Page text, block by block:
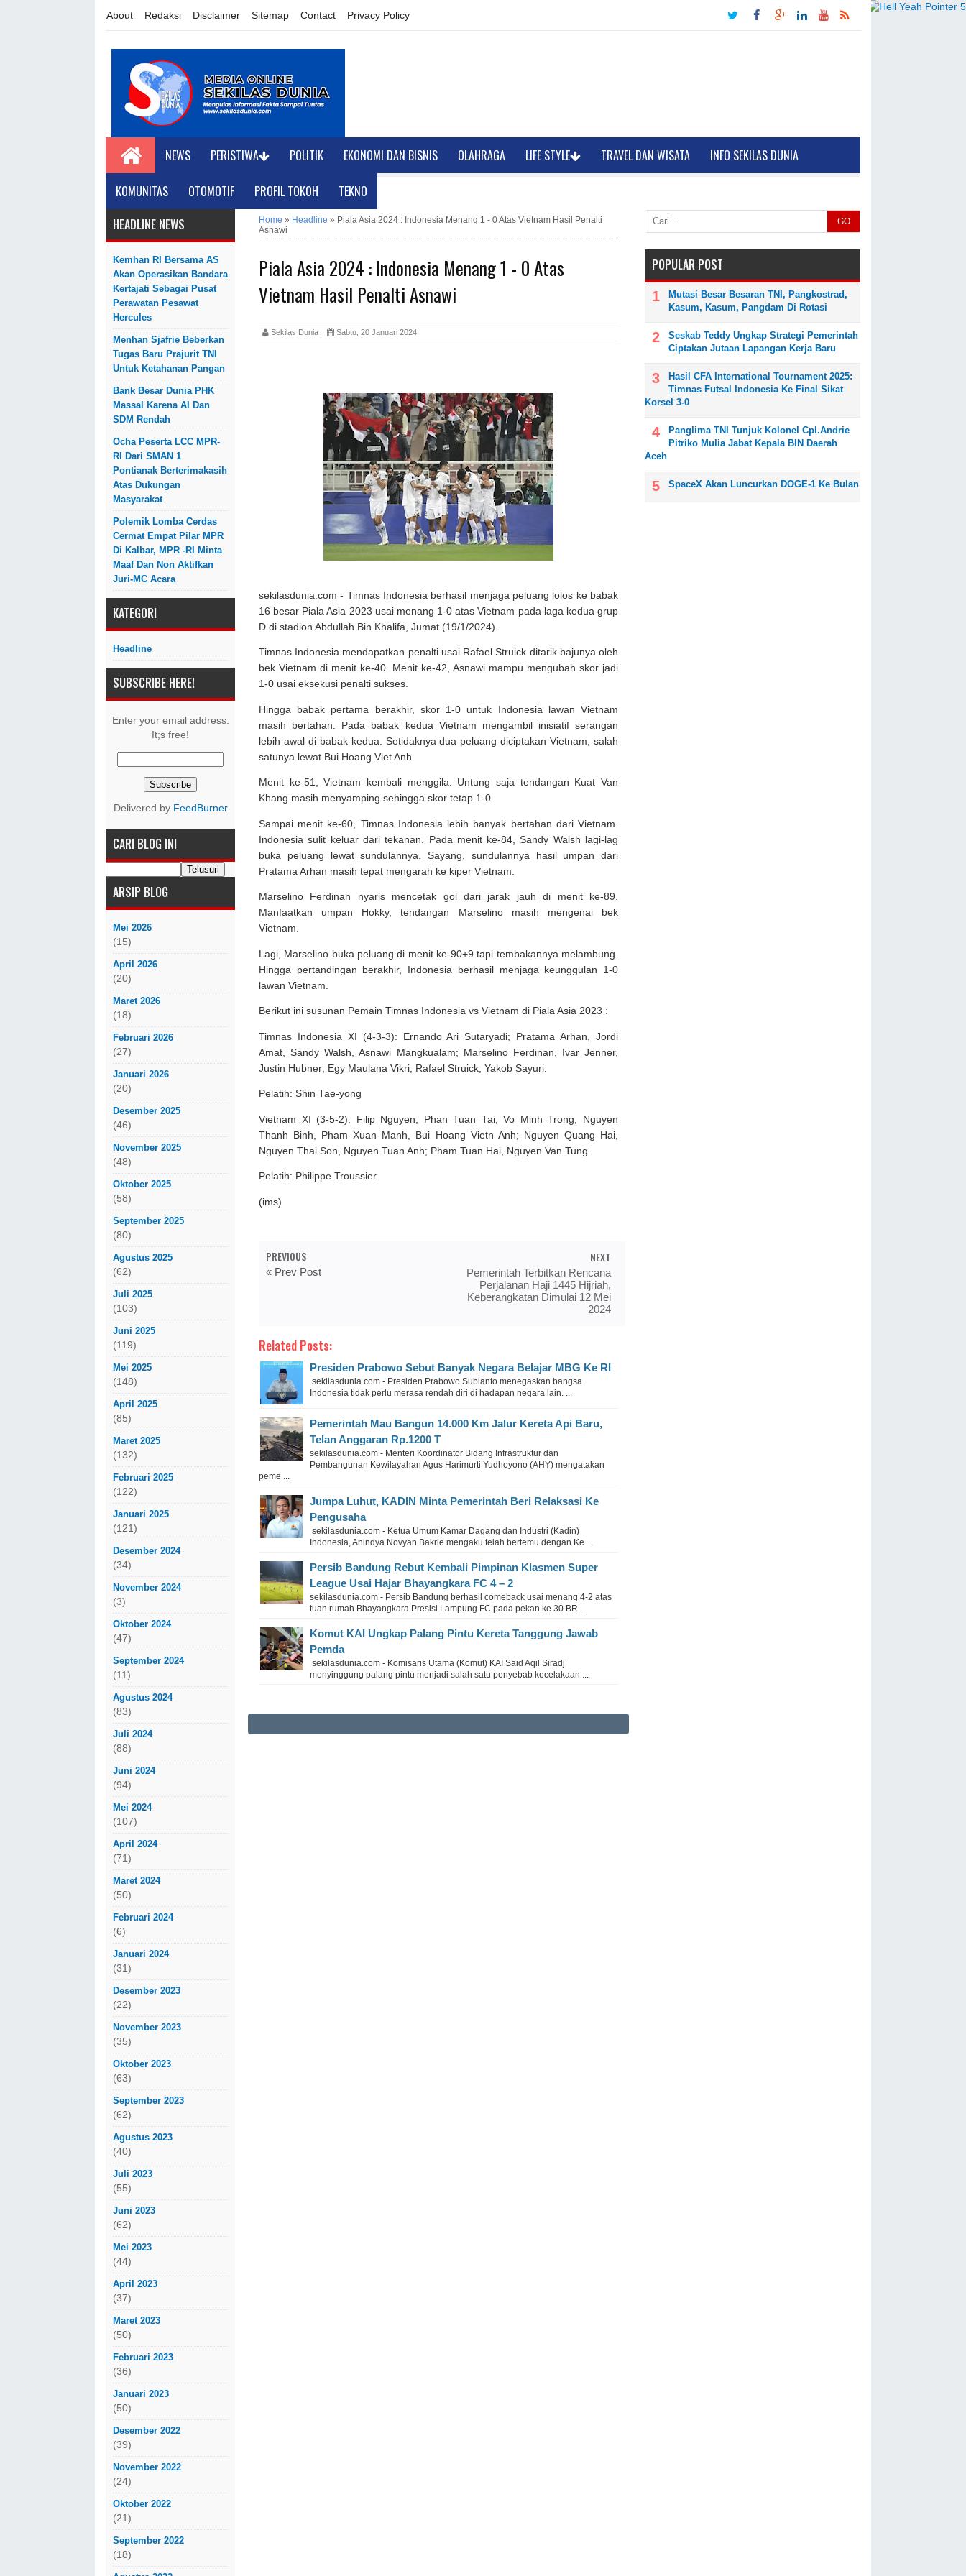
About Redaksi Disclaimer Sitemap Contact Privacy Policy
NEWS PERISTIWA POLITIK EKONOMI DAN BISNIS OLAHRAGA LIFE STYLE TRAVEL DAN WISATA INFO SEKILAS DUNIA
KOMUNITAS OTOMOTIF PROFIL TOKOH
TEKNO
HEADLINE NEWS
Kemhan RI Bersama AS
Akan Operasikan Bandara
Kertajati Sebagai Pusat
Perawatan Pesawat
Hercules
Menhan Sjafrie Beberkan
Tugas Baru Prajurit TNI
Untuk Ketahanan Pangan
Bank Besar Dunia PHK
Massal Karena AI Dan
SDM Rendah
Ocha Peserta LCC MPR-
RI Dari SMAN 1
Pontianak Berterimakasih
Atas Dukungan
Masyarakat
Polemik Lomba Cerdas
Cermat Empat Pilar MPR
Di Kalbar, MPR -RI Minta
Maaf Dan Non Aktifkan
Juri-MC Acara
KATEGORI
Headline
SUBSCRIBE HERE!
Enter your email address.
It;s free!
Delivered by FeedBurner
CARI BLOG INI
ARSIP BLOG
Mei 2026
(15)
April 2026
(20)
Maret 2026
(18)
Februari 2026
(27)
Januari 2026
(20)
Desember 2025
(46)
November 2025
(48)
Oktober 2025
(58)
September 2025
(80)
Agustus 2025
(62)
Juli 2025
(103)
Juni 2025
(119)
Mei 2025
(148)
April 2025
(85)
Maret 2025
(132)
Februari 2025
(122)
Januari 2025
(121)
Desember 2024
(34)
November 2024
(3)
Oktober 2024
(47)
September 2024
(11)
Agustus 2024
(83)
Juli 2024
(88)
Juni 2024
(94)
Mei 2024
(107)
April 2024
(71)
Maret 2024
(50)
Februari 2024
(6)
Januari 2024
(31)
Desember 2023
(22)
November 2023
(35)
Oktober 2023
(63)
September 2023
(62)
Agustus 2023
(40)
Juli 2023
(55)
Juni 2023
(62)
Mei 2023
(44)
April 2023
(37)
Maret 2023
(50)
Februari 2023
(36)
Januari 2023
(50)
Desember 2022
(39)
November 2022
(24)
Oktober 2022
(21)
September 2022
(18)
Home » Headline » Piala Asia 2024 : Indonesia Menang 1 - 0 Atas Vietnam Hasil Penalti
Asnawi
Piala Asia 2024 : Indonesia Menang 1 - 0 Atas
Vietnam Hasil Penalti Asnawi
Sekilas Dunia Sabtu, 20 Januari 2024
sekilasdunia.com - Timnas Indonesia berhasil menjaga peluang lolos ke babak
16 besar Piala Asia 2023 usai menang 1-0 atas Vietnam pada laga kedua grup
D di stadion Abdullah Bin Khalifa, Jumat (19/1/2024).
Timnas Indonesia mendapatkan penalti usai Rafael Struick ditarik bajunya oleh
bek Vietnam di menit ke-40. Menit ke-42, Asnawi mampu mengubah skor jadi
1-0 usai eksekusi penalti sukses.
Hingga babak pertama berakhir, skor 1-0 untuk Indonesia lawan Vietnam
masih bertahan. Pada babak kedua Vietnam mengambil inisiatif serangan
lebih awal di babak kedua. Setidaknya dua peluang diciptakan Vietnam, salah
satunya lewat Bui Hoang Viet Anh.
Menit ke-51, Vietnam kembali menggila. Untung saja tendangan Kuat Van
Khang masih menyamping sehingga skor tetap 1-0.
Sampai menit ke-60, Timnas Indonesia lebih banyak bertahan dari Vietnam.
Indonesia sulit keluar dari tekanan. Pada menit ke-84, Sandy Walsh lagi-lag
buka peluang lewat sundulannya. Sayang, sundulannya hasil umpan dari
Pratama Arhan masih tepat mengarah ke kiper Vietnam.
Marselino Ferdinan nyaris mencetak gol dari jarak jauh di menit ke-89.
Manfaatkan umpan Hokky, tendangan Marselino masih mengenai bek
Vietnam.
Lagi, Marselino buka peluang di menit ke-90+9 tapi tembakannya melambung.
Hingga pertandingan berakhir, Indonesia berhasil menjaga keunggulan 1-0
lawan Vietnam.
Berikut ini susunan Pemain Timnas Indonesia vs Vietnam di Piala Asia 2023 :
Timnas Indonesia XI (4-3-3): Ernando Ari Sutaryadi; Pratama Arhan, Jordi
Amat, Sandy Walsh, Asnawi Mangkualam; Marselino Ferdinan, Ivar Jenner,
Justin Hubner; Egy Maulana Vikri, Rafael Struick, Yakob Sayuri.
Pelatih: Shin Tae-yong
Vietnam XI (3-5-2): Filip Nguyen; Phan Tuan Tai, Vo Minh Trong, Nguyen
Thanh Binh, Pham Xuan Manh, Bui Hoang Vietn Anh; Nguyen Quang Hai,
Nguyen Thai Son, Nguyen Tuan Anh; Pham Tuan Hai, Nguyen Van Tung.
Pelatih: Philippe Troussier
(ims)
PREVIOUS
« Prev Post
NEXT
Pemerintah Terbitkan Rencana
Perjalanan Haji 1445 Hijriah,
Keberangkatan Dimulai 12 Mei
2024
Related Posts:
Presiden Prabowo Sebut Banyak Negara Belajar MBG Ke RI
sekilasdunia.com - Presiden Prabowo Subianto menegaskan bangsa
Indonesia tidak perlu merasa rendah diri di hadapan negara lain. ...
Pemerintah Mau Bangun 14.000 Km Jalur Kereta Api Baru,
Telan Anggaran Rp.1200 T
sekilasdunia.com - Menteri Koordinator Bidang Infrastruktur dan
Pembangunan Kewilayahan Agus Harimurti Yudhoyono (AHY) mengatakan
peme ...
Jumpa Luhut, KADIN Minta Pemerintah Beri Relaksasi Ke
Pengusaha
sekilasdunia.com - Ketua Umum Kamar Dagang dan Industri (Kadin)
Indonesia, Anindya Novyan Bakrie mengaku telah bertemu dengan Ke ...
Persib Bandung Rebut Kembali Pimpinan Klasmen Super
League Usai Hajar Bhayangkara FC 4 – 2
sekilasdunia.com - Persib Bandung berhasil comeback usai menang 4-2 atas
tuan rumah Bhayangkara Presisi Lampung FC pada pekan ke 30 BR ...
Komut KAI Ungkap Palang Pintu Kereta Tanggung Jawab
Pemda
sekilasdunia.com - Komisaris Utama (Komut) KAI Said Aqil Siradj
menyinggung palang pintu menjadi salah satu penyebab kecelakaan ...
GO
POPULAR POST
Mutasi Besar Besaran TNI, Pangkostrad,
Kasum, Kasum, Pangdam Di Rotasi
Seskab Teddy Ungkap Strategi Pemerintah
Ciptakan Jutaan Lapangan Kerja Baru
Hasil CFA International Tournament 2025:
Timnas Futsal Indonesia Ke Final Sikat
Korsel 3-0
Panglima TNI Tunjuk Kolonel Cpl.Andrie
Pitriko Mulia Jabat Kepala BIN Daerah
Aceh
SpaceX Akan Luncurkan DOGE-1 Ke Bulan